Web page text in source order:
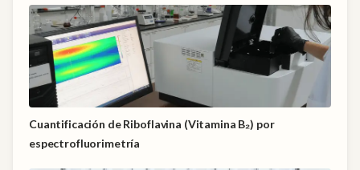
Cuantificación de Riboflavina (Vitamina B₂) por
espectrofluorimetría